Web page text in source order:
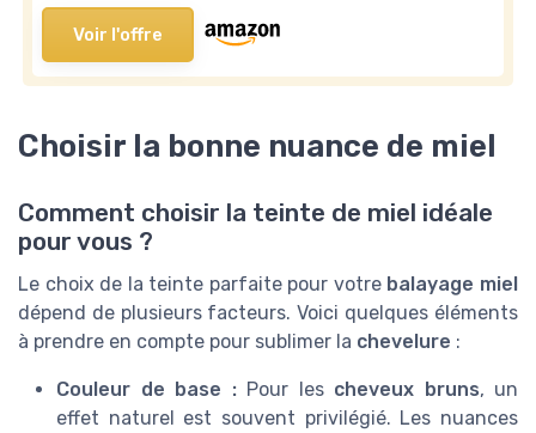
Voir l'offre
Choisir la bonne nuance de miel
Comment choisir la teinte de miel idéale
pour vous ?
Le choix de la teinte parfaite pour votre balayage miel
dépend de plusieurs facteurs. Voici quelques éléments
à prendre en compte pour sublimer la chevelure :
Couleur de base :Pour les cheveux bruns, un
effet naturel est souvent privilégié. Les nuances